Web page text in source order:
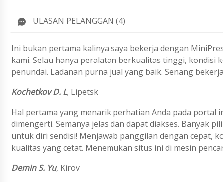
ULASAN PELANGGAN (4)
Ini bukan pertama kalinya saya bekerja dengan
kami. Selau hanya peralatan berkualitas tinggi,
penundai. Ladanan purna jual yang baik. Senang
Kochetkov D. L, Lipetsk
Hal pertama yang menarik perhatian Anda pada portal
dimengerti. Semanya jelas dan dapat diakses. Banyak
untuk diri sendisi! Menjawab panggilan dengan cepat,
kualitas yang cetat. Menemukan situs ini di mesin
Demin S. Yu, Kirov